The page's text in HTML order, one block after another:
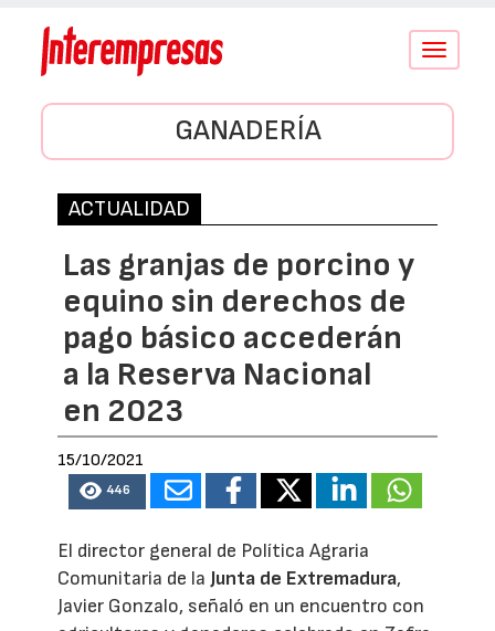
Conmutar
GANADERÍA
ACTUALIDAD
Las granjas de porcino y
equino sin derechos de
pago básico accederán
a la Reserva Nacional
en 2023
15/10/2021
446
El director general de Política Agraria
Comunitaria de laJunta de Extremadura,
Javier Gonzalo, señaló en un encuentro con